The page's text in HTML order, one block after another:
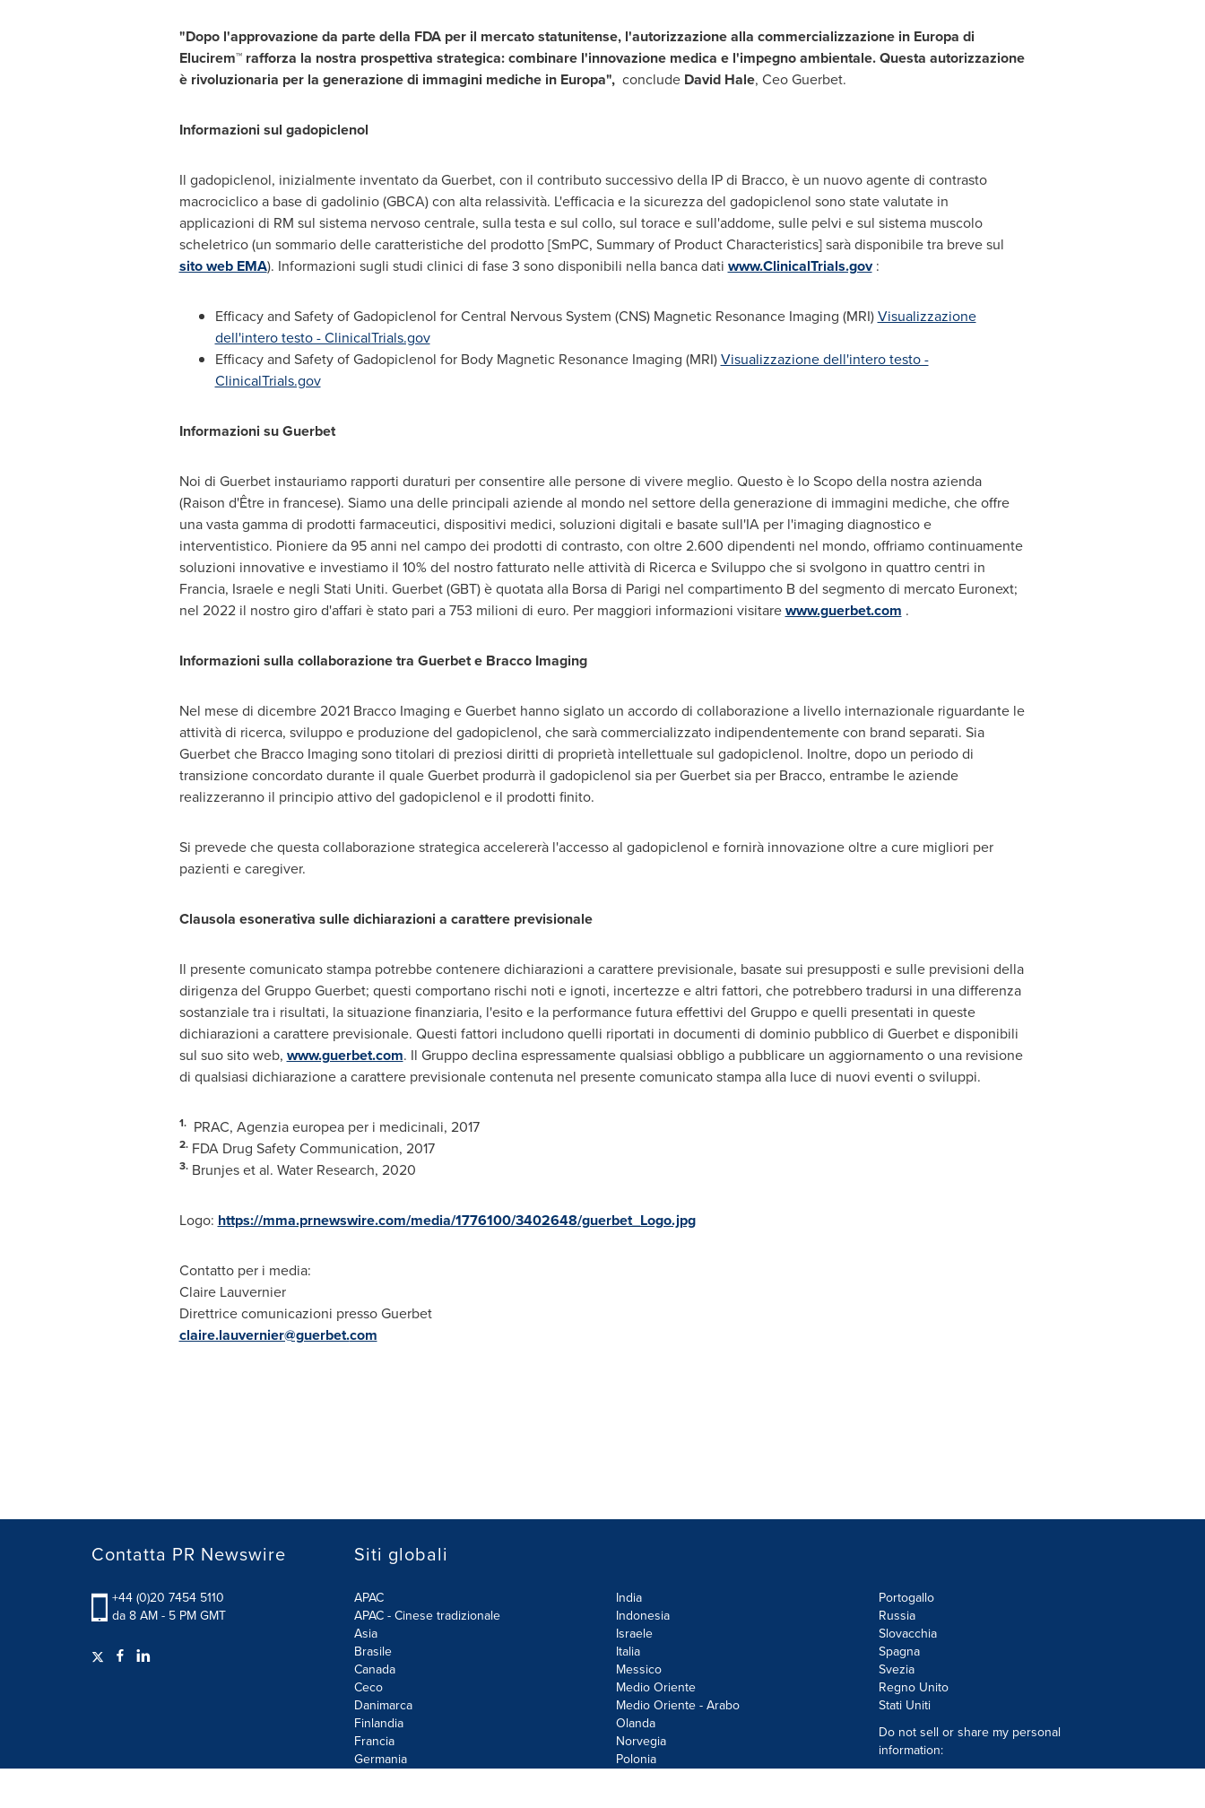
"Dopo l'approvazione da parte della FDA per il mercato statunitense, l'autorizzazione alla commercializzazione in Europa di
Elucirem™ rafforza la nostra prospettiva strategica: combinare l'innovazione medica e l'impegno ambientale. Questa autorizzazione
è rivoluzionaria per la generazione di immagini mediche in Europa",conclude David Hale, Ceo Guerbet.
Informazioni sul gadopiclenol
Il gadopiclenol, inizialmente inventato da Guerbet, con il contributo successivo della IP di Bracco, è un nuovo agente di contrasto
macrociclico a base di gadolinio (GBCA) con alta relassività. L'efficacia e la sicurezza del gadopiclenol sono state valutate in
applicazioni di RM sul sistema nervoso centrale, sulla testa e sul collo, sul torace e sull'addome, sulle pelvi e sul sistema muscolo
scheletrico (un sommario delle caratteristiche del prodotto [SmPC, Summary of Product Characteristics] sarà disponibile tra breve sul
sito web EMA). Informazioni sugli studi clinici di fase 3 sono disponibili nella banca dati www.ClinicalTrials.gov:
Efficacy and Safety of Gadopiclenol for Central Nervous System (CNS) Magnetic Resonance Imaging (MRI)Visualizzazione
dell'intero testo - ClinicalTrials.gov
Efficacyand Safety ofGadopiclenol for Body Magnetic Resonance Imaging (MRI)Visualizzazione dell'intero testo -
ClinicalTrials.gov
Informazioni su Guerbet
Noi di Guerbet instauriamo rapporti duraturi per consentire alle persone di vivere meglio. Questo è lo Scopo della nostra azienda
(Raison d'Être in francese). Siamo una delle principali aziende al mondo nel settore della generazione di immagini mediche, che offre
una vasta gamma di prodotti farmaceutici, dispositivi medici, soluzioni digitali e basate sull'IA per l'imaging diagnostico e
interventistico. Pioniere da 95 anni nel campo dei prodotti di contrasto, con oltre 2.600 dipendenti nel mondo, offriamo continuamente
soluzioni innovative e investiamo il 10% del nostro fatturato nelle attività di Ricerca e Sviluppo che si svolgono in quattro centri in
Francia, Israele e negli Stati Uniti. Guerbet (GBT) è quotata alla Borsa di Parigi nel compartimento B del segmento di mercato Euronext;
nel 2022 il nostro giro d'affari è stato pari a 753 milioni di euro. Per maggiori informazioni visitarewww.guerbet.com .
Informazioni sulla collaborazione tra Guerbet e Bracco Imaging
Nel mese di dicembre 2021 Bracco Imaging e Guerbet hanno siglato un accordo di collaborazione a livello internazionale riguardante le
attività di ricerca, sviluppo e produzione del gadopiclenol, che sarà commercializzato indipendentemente con brand separati. Sia
Guerbet che Bracco Imaging sono titolari di preziosi diritti di proprietà intellettuale sul gadopiclenol. Inoltre, dopo un periodo di
transizione concordato durante il quale Guerbet produrrà il gadopiclenol sia per Guerbet sia per Bracco, entrambe le aziende
realizzeranno il principio attivo del gadopiclenol e il prodotti finito.
Si prevede che questa collaborazione strategica accelererà l'accesso al gadopiclenol e fornirà innovazione oltre a cure migliori per
pazienti e caregiver.
Clausola esonerativa sulle dichiarazioni a carattere previsionale
Il presente comunicato stampa potrebbe contenere dichiarazioni a carattere previsionale, basate sui presupposti e sulle previsioni della
dirigenza del Gruppo Guerbet; questi comportano rischi noti e ignoti, incertezze e altri fattori, che potrebbero tradursi in una differenza
sostanziale tra i risultati, la situazione finanziaria, l'esito e la performance futura effettivi del Gruppo e quelli presentati in queste
dichiarazioni a carattere previsionale. Questi fattori includono quelli riportati in documenti di dominio pubblico di Guerbet e disponibili
sul suo sito web, www.guerbet.com. Il Gruppo declina espressamente qualsiasi obbligo a pubblicare un aggiornamento o una revisione
di qualsiasi dichiarazione a carattere previsionale contenuta nel presente comunicato stampa alla luce di nuovi eventi o sviluppi.
1.PRAC, Agenzia europea per i medicinali, 2017
2.FDA Drug Safety Communication, 2017
3.Brunjes et al. Water Research, 2020
Logo: https://mma.prnewswire.com/media/1776100/3402648/guerbet_Logo.jpg
Contatto per i media:
Claire Lauvernier
Direttrice comunicazioni presso Guerbet
claire.lauvernier@guerbet.com
Contatta PR Newswire
+44 (0)20 7454 5110
da 8 AM - 5 PM GMT
Siti globali
APAC
APAC - Cinese tradizionale
Asia
Brasile
Canada
Ceco
Danimarca
Finlandia
Francia
Germania
India
Indonesia
Israele
Italia
Messico
Medio Oriente
Medio Oriente - Arabo
Olanda
Norvegia
Polonia
Portogallo
Russia
Slovacchia
Spagna
Svezia
Regno Unito
Stati Uniti
Do not sell or share my personal
information: